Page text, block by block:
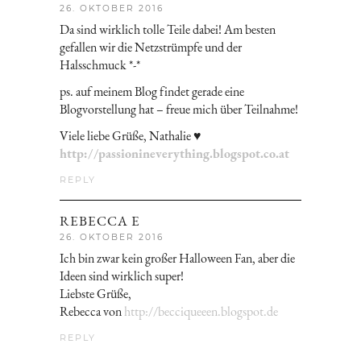
26. OKTOBER 2016
Da sind wirklich tolle Teile dabei! Am besten
gefallen wir die Netzstrümpfe und der
Halsschmuck *-*
ps. auf meinem Blog findet gerade eine
Blogvorstellung hat – freue mich über Teilnahme!
Viele liebe Grüße, Nathalie ♥
http://passionineverything.blogspot.co.at
REPLY
REBECCA E
26. OKTOBER 2016
Ich bin zwar kein großer Halloween Fan, aber die
Ideen sind wirklich super!
Liebste Grüße,
Rebecca vonhttp://becciqueeen.blogspot.de
REPLY